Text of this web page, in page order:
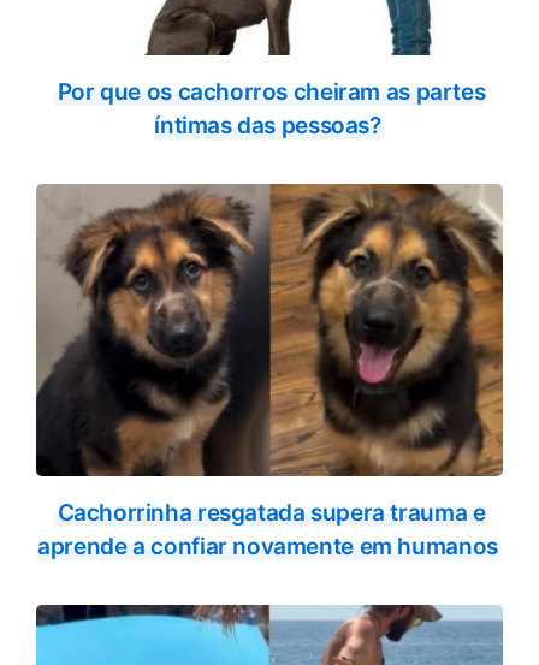
Por que os cachorros cheiram as partes
íntimas das pessoas?
Cachorrinha resgatada supera trauma e
aprende a confiar novamente em humanos